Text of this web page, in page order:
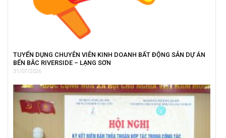
TUYỂN DỤNG CHUYÊN VIÊN KINH DOANH BẤT ĐỘNG SẢN DỰ ÁN
BẾN BẮC RIVERSIDE – LẠNG SƠN
31/07/2026